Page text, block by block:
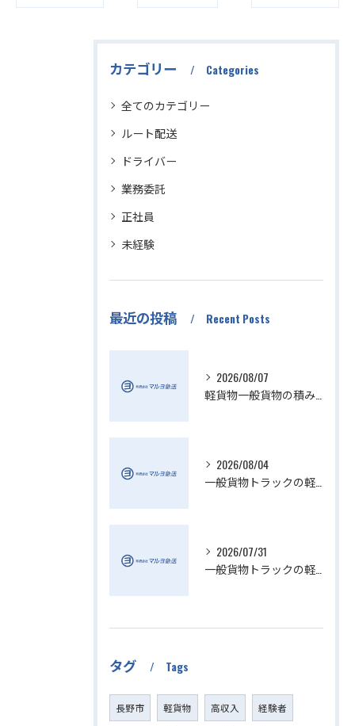
カテゴリー Categories
全てのカテゴリー
ルート配送
ドライバー
業務委託
正社員
未経験
最近の投稿 Recent Posts
2026/08/07
2026/08/04
2026/07/31
タグ Tags
長野市 軽貨物 高収入 経験者